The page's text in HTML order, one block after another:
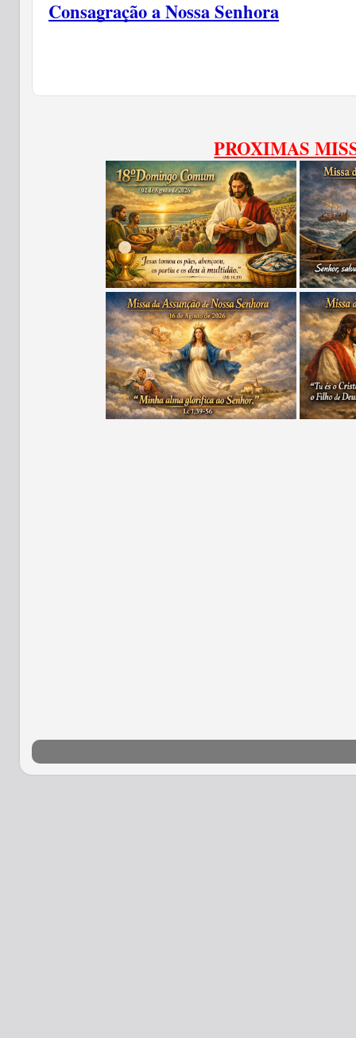
Consagração a Nossa Senhora
PROXIMAS